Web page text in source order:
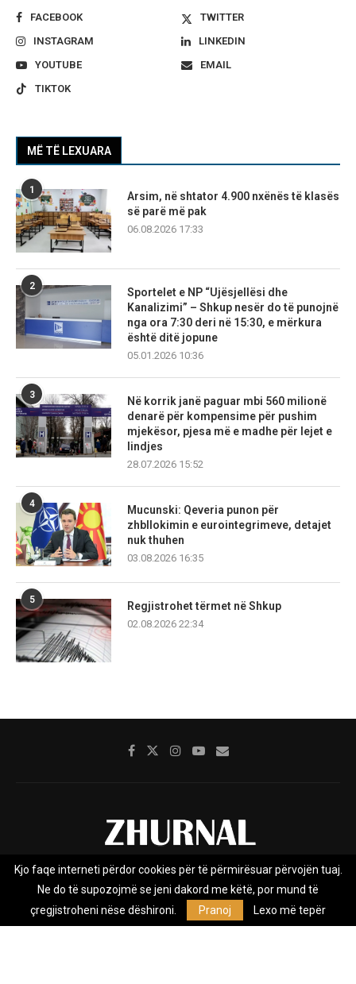
FACEBOOK
TWITTER
INSTAGRAM
LINKEDIN
YOUTUBE
EMAIL
TIKTOK
MË TË LEXUARA
1
Arsim, në shtator 4.900 nxënës të klasës
së parë më pak
06.08.2026 17:33
2
Sportelet e NP “Ujësjellësi dhe
Kanalizimi” – Shkup nesër do të punojnë
nga ora 7:30 deri në 15:30, e mërkura
është ditë jopune
05.01.2026 10:36
3
Në korrik janë paguar mbi 560 milionë
denarë për kompensime për pushim
mjekësor, pjesa më e madhe për lejet e
lindjes
28.07.2026 15:52
4
Mucunski: Qeveria punon për
zhbllokimin e eurointegrimeve, detajet
nuk thuhen
03.08.2026 16:35
5
Regjistrohet tërmet në Shkup
02.08.2026 22:34
Rreth nesh Impresumi Marketing
Privacy Policy
Zhurnal.mk është Agjenci e Lajmeve e pavarur, e themeluar në vitin
Kjo faqe interneti përdor cookies për të përmirësuar përvojën tuaj.
Ne do të supozojmë se jeni dakord me këtë, por mund të
çregjistroheni nëse dëshironi.
Pranoj Lexo më tepër